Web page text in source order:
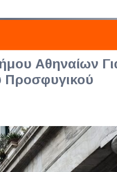
Αθηναίων
Προσφυγικού